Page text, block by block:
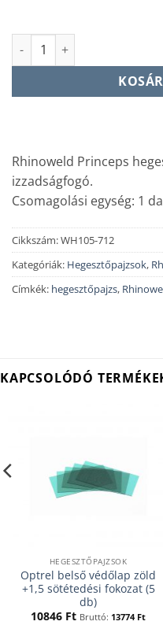
Princeps Izzadságfogó pánt
Rhinoweld Princeps
izzadságfogó.
Csomagolási egység: 1
Cikkszám:WH105-712
Kategóriák: Hegesztőpajzsok,
Címkék: hegesztőpajzs,
KAPCSOLÓDÓ
HEGESZTŐPAJZSOK
Optrel belső védőlap zöld
+1,5 sötétedési fokozat (5
db)
10846 Ft Bruttó: 13774 Ft